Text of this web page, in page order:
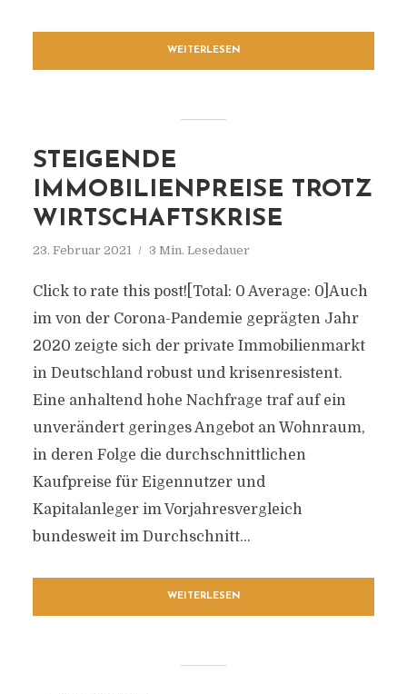
WEITERLESEN
STEIGENDE
IMMOBILIENPREISE TROTZ
WIRTSCHAFTSKRISE
23. Februar 2021 3 Min. Lesedauer
Click to rate this post![Total: 0 Average: 0]Auch
im von der Corona-Pandemie geprägten Jahr
2020 zeigte sich der private Immobilienmarkt
in Deutschland robust und krisenresistent.
Eine anhaltend hohe Nachfrage traf auf ein
unverändert geringes Angebot an Wohnraum,
in deren Folge die durchschnittlichen
Kaufpreise für Eigennutzer und
Kapitalanleger im Vorjahresvergleich
bundesweit im Durchschnitt...
WEITERLESEN